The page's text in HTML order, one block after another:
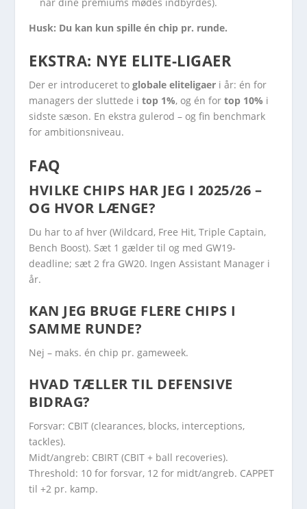
Husk: Du kan kun spille én chip pr. runde.
EKSTRA: NYE ELITE-LIGAER
Der er introduceret toglobale eliteligaer i år: én for
managers der sluttede itop 1%, og én fortop 10% i
sidste sæson. En ekstra gulerod – og fin benchmark
for ambitionsniveau.
FAQ
HVILKE CHIPS HAR JEG I 2025/26 –
OG HVOR LÆNGE?
Du har to af hver (Wildcard, Free Hit, Triple Captain,
Bench Boost). Sæt 1 gælder til og med GW19-
deadline; sæt 2 fra GW20. Ingen Assistant Manager i
år.
KAN JEG BRUGE FLERE CHIPS I
SAMME RUNDE?
Nej – maks. én chip pr. gameweek.
HVAD TÆLLER TIL DEFENSIVE
BIDRAG?
Forsvar: CBIT (clearances, blocks, interceptions,
tackles).
Midt/angreb: CBIRT (CBIT + ball recoveries).
Threshold: 10 for forsvar, 12 for midt/angreb. CAPPET
til +2 pr. kamp.